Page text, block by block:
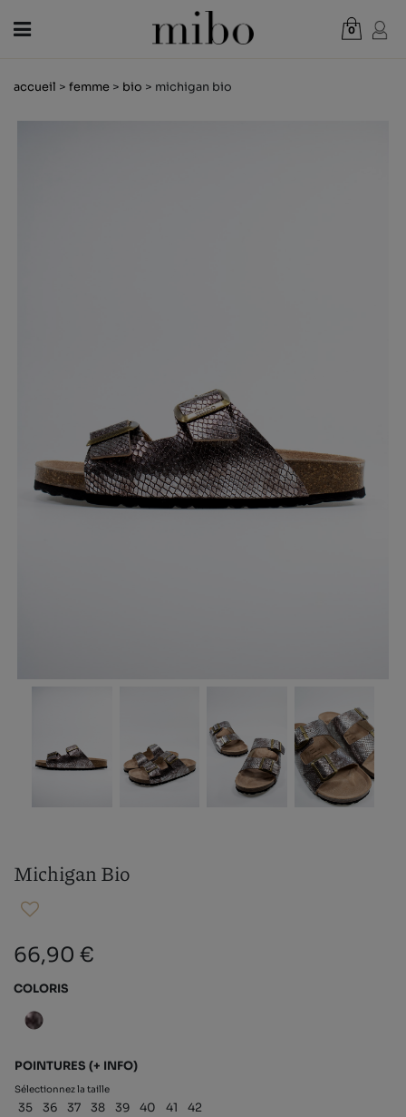
FEMME
0
VOIR PANIER
accueil > femme > bio > michigan bio
Michigan Bio
66,90 €
COLORIS
POINTURES (+ INFO)
Sélectionnez la taille
35 36 37 38 39 40 41 42